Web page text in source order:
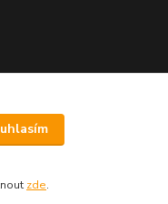
515/4, Michle, 140 00 Praha 4
zde.